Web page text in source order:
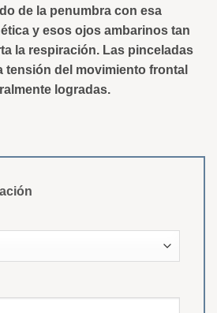
de la penumbra con esa
y esos ojos ambarinos tan
la respiración. Las pinceladas
tensión del movimiento frontal
logradas.